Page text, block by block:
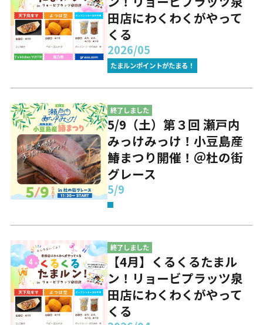
田店にわくわくがやって
くる
2026/05
たまルンポイントがたまる！
終了しました
5/9（土）第３回 瀬戸内
みっけみっけ！小豆島産
鰆まつり開催！＠杜の街
グレース
5/9
終了しました
【4月】くるくるたまル
ン！リョービプラッツ泉
田店にわくわくがやって
くる